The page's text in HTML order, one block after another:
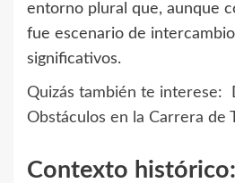
entorno plural que, aunque
fue escenario de
significativos.
Quizás también te interese:
Obstáculos en la Carrera de
Contexto